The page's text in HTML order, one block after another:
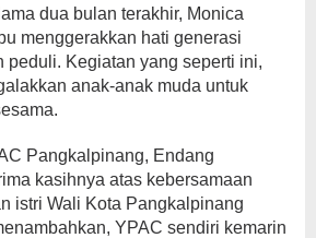
dua bulan terakhir, Monica
menggerakkan hati generasi
peduli. Kegiatan yang seperti ini,
anak-anak muda untuk
Pangkalpinang, Endang
kasihnya atas kebersamaan
istri Wali Kota Pangkalpinang
YPAC sendiri kemarin